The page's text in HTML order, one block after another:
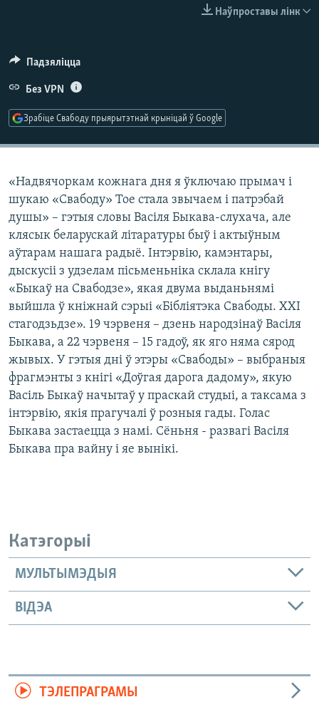
Наўпроставы лінк
Падзяліцца
Без VPN
Зрабіце Свабоду прыярытэтнай крыніцай ў Google
«Надвячоркам кожнага дня я ўключаю прымач і
шукаю «Свабоду» Тое стала звычаем і патрэбай
душы» – гэтыя словы Васіля Быкава-слухача, але
клясык беларускай літаратуры быў і актыўным
аўтарам нашага радыё. Інтэрвію, камэнтары,
дыскусіі з удзелам пісьменьніка склала кнігу
«Быкаў на Свабодзе», якая двума выданьнямі
выйшла ў кніжнай сэрыі «Бібліятэка Свабоды. XXI
стагодзьдзе». 19 чэрвеня – дзень народзінаў Васіля
Быкава, а 22 чэрвеня – 15 гадоў, як яго няма сярод
жывых. У гэтыя дні ў этэры «Свабоды» – выбраныя
фрагмэнты з кнігі «Доўгая дарога дадому», якую
Васіль Быкаў начытаў у праскай студыі, а таксама з
інтэрвію, якія прагучалі ў розныя гады. Голас
Быкава застаецца з намі. Сёньня - развагі Васіля
Быкава пра вайну і яе вынікі.
Катэгорыі
МУЛЬТЫМЭДЫЯ
ВІДЭА
ТЭЛЕПРАГРАМЫ